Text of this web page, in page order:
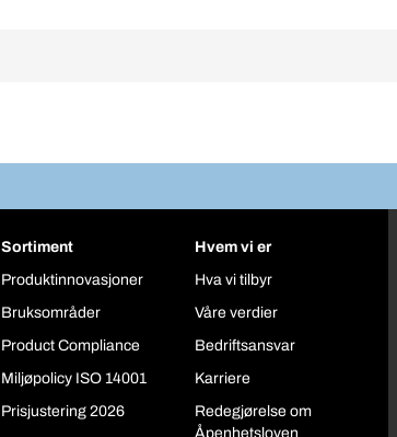
Sortiment
Produktinnovasjoner
Bruksområder
Product Compliance
Miljøpolicy ISO 14001
Prisjustering 2026
Hvem vi er
Hva vi tilbyr
Våre verdier
Bedriftsansvar
Karriere
Redegjørelse om
Åpenhetsloven